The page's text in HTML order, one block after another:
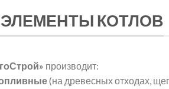
КОТЛОВ
производит:
(на древесных отходах,